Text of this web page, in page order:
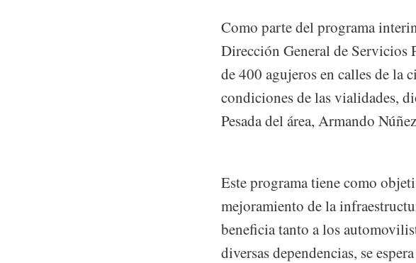
Como parte del programa
Dirección General de Servicios
de 400 agujeros en calles de la
condiciones de las vialidades,
Pesada del área, Armando
Este programa tiene como
mejoramiento de la
beneficia tanto a los
diversas dependencias, se